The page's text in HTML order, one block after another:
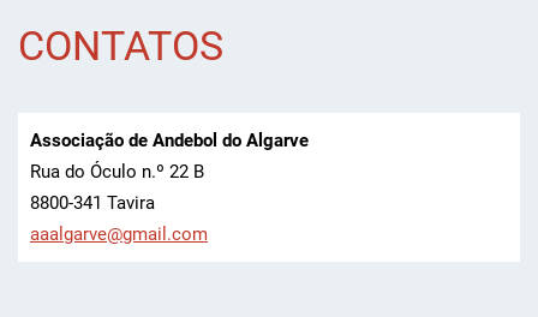
CONTATOS
Associação de Andebol do Algarve
Rua do Óculo n.º 22 B
8800-341 Tavira
aaalgarve@gmail.com